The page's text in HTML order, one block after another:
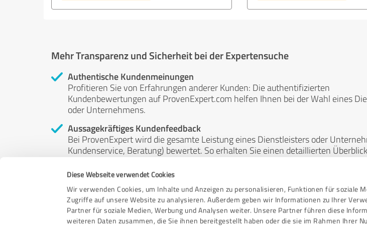
Diese Webseite verwendet Cookies
Wir verwenden Cookies, um Inhalte und Anzeigen zu personalisieren, Funktionen für soziale
Zugriffe auf unsere Website zu analysieren. Außerdem geben wir Informationen zu Ihrer
Partner für soziale Medien, Werbung und Analysen weiter. Unsere Partner führen diese
weiteren Daten zusammen, die Sie ihnen bereitgestellt haben oder die sie im Rahmen Ihrer
Mehr Transparenz und Sicherheit bei der Expertensuche
Authentische Kundenmeinungen
Profitieren Sie von Erfahrungen anderer Kunden: Die authentifizierten
Kundenbewertungen auf ProvenExpert.com helfen Ihnen bei der Wahl eines
oder Unternehmens.
Aussagekräftiges Kundenfeedback
Bei ProvenExpert wird die gesamte Leistung eines Dienstleisters oder
Kundenservice, Beratung) bewertet. So erhalten Sie einen detaillierten
Unabhängige Bewertungen
ProvenExpert ist grundsätzlich kostenlos, unabhängig und neutral.
Kunden erfolgen freiwillig, können nicht gekauft werden und sind weder
anderweitig beeinflussbar.